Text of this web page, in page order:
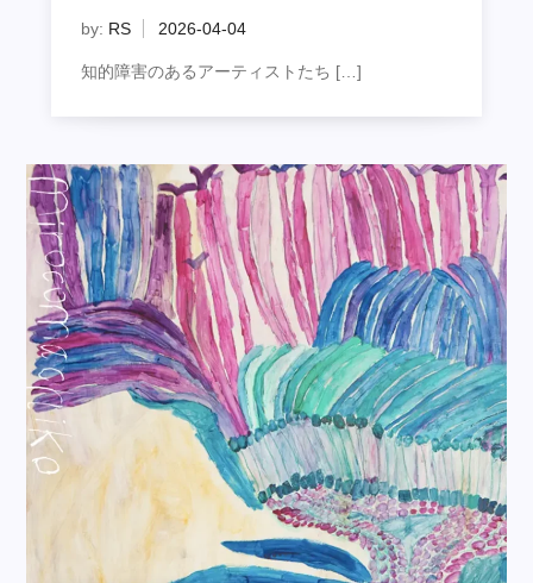
by: RS
知的障害のあるアーティストたち […]